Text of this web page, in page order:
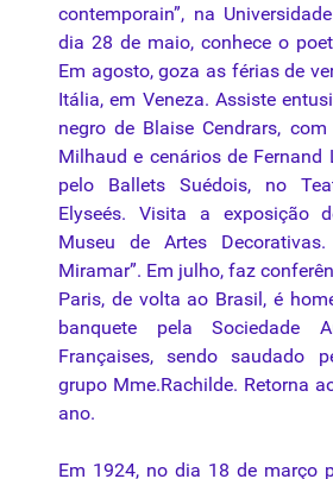
contemporain”, na
dia 28 de maio, conhece o
Em agosto, goza as férias de
Itália, em Veneza. Assiste
negro de Blaise Cendrars,
Milhaud e cenários de Fernand
pelo Ballets Suédois, no
Elyseés. Visita a exposição
Museu de Artes Decorativas.
Miramar”. Em julho, faz
Paris, de volta ao Brasil, é
banquete pela Sociedade
Françaises, sendo saudado
grupo Mme.Rachilde. Retorna
ano.
Em 1924, no dia 18 de março